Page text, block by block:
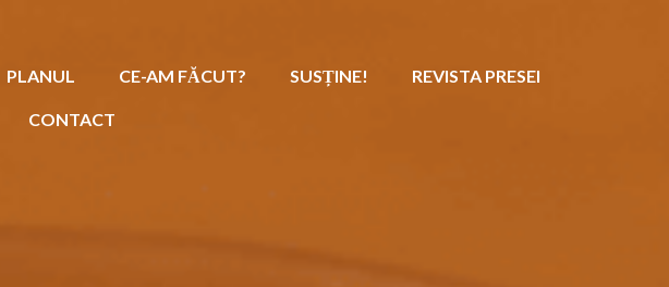
PLANUL CE-AM FĂCUT? SUSȚINE! REVISTA PRESEI
CONTACT